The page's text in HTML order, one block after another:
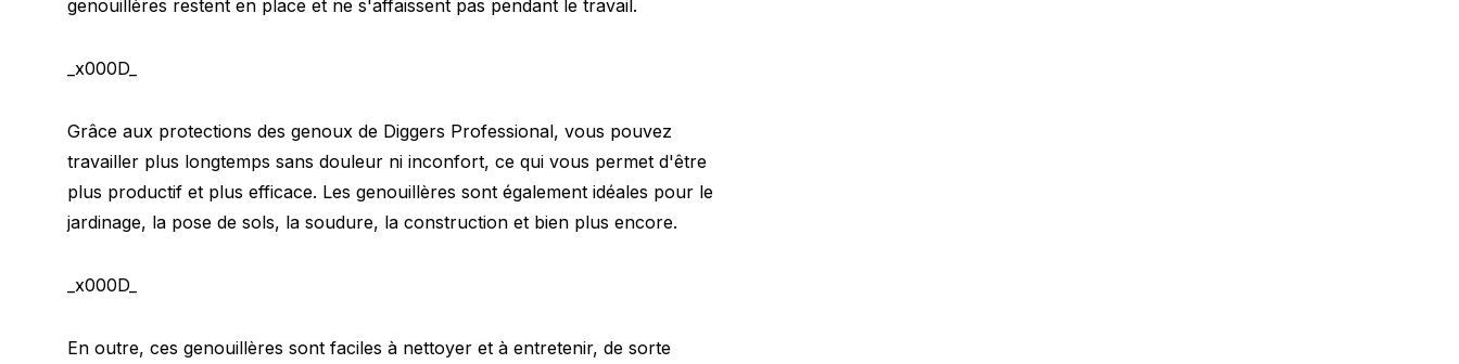
genouillères restent en place et ne s'affaissent pas pendant le travail.
_x000D_
Grâce aux protections des genoux de Diggers Professional, vous pouvez
travailler plus longtemps sans douleur ni inconfort, ce qui vous permet d'être
plus productif et plus efficace. Les genouillères sont également idéales pour le
jardinage, la pose de sols, la soudure, la construction et bien plus encore.
_x000D_
En outre, ces genouillères sont faciles à nettoyer et à entretenir, de sorte